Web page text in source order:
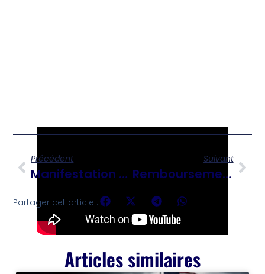
Précédent
Manifestation Étouffée À Canapé-Vert : Un Massacre Évité De Justesse
Suivant
Remboursement De La Dette : Mais QUI Va Gérer Les Milliards ? Le CPT ?
Partager cet article :
Articles similaires